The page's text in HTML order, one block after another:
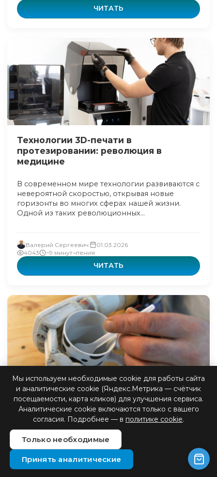
ЧИТАТЬ
Технологии 3D-печати в
протезировании: революция в
медицине
В современном мире технологии развиваются с
невероятной скоростью, открывая новые
горизонты во многих сферах нашей жизни.
Одной из таких революционных...
Валерий Сергеевич
01.03.2026
4043
~9 минут чтения
ЧИТАТЬ
Как работает бионика
В мире современной медицины и инженерии
протезирование играет ключевую роль в
восстановлении функциональности и
улучшении качества жизни людей с ампут...
Мы используем необходимые cookie для работы сайта
и аналитические cookie (Яндекс.Метрика — счётчик
посещаемости, карта кликов) для улучшения сервиса.
Аналитические cookie включаются только с вашего
согласия. Подробнее — в политике cookie.
Только необходимые
Принять аналитические